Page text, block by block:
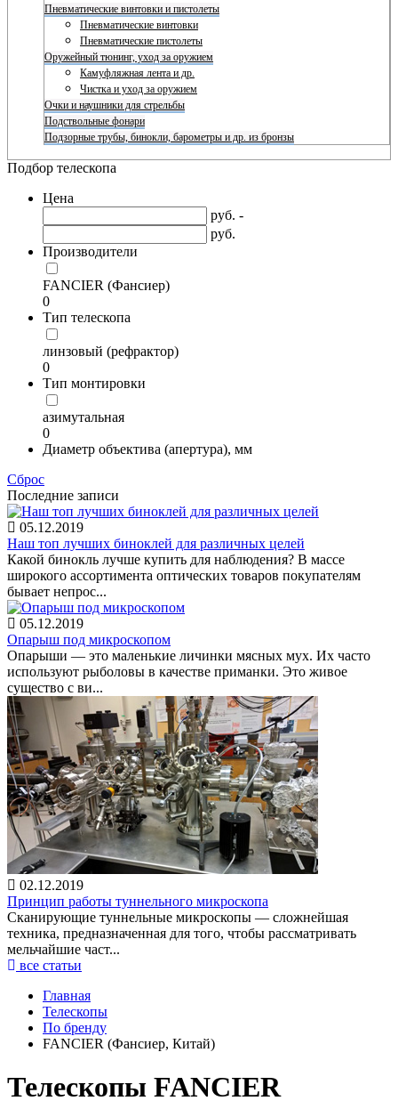
Пневматические винтовки и пистолеты
Пневматические винтовки
Пневматические пистолеты
Оружейный тюнинг, уход за оружием
Камуфляжная лента и др.
Чистка и уход за оружием
Очки и наушники для стрельбы
Подствольные фонари
Подзорные трубы, бинокли, барометры и др. из бронзы
Подбор телескопа
Цена
руб. -
руб.
Производители
FANCIER (Фансиер)
0
Тип телескопа
линзовый (рефрактор)
0
Тип монтировки
азимутальная
0
Диаметр объектива (апертура), мм
Сброс
Последние записи
05.12.2019
Наш топ лучших биноклей для различных целей
Какой бинокль лучше купить для наблюдения? В массе
широкого ассортимента оптических товаров покупателям
бывает непрос...
05.12.2019
Опарыш под микроскопом
Опарыши — это маленькие личинки мясных мух. Их часто
используют рыболовы в качестве приманки. Это живое
существо с ви...
02.12.2019
Принцип работы туннельного микроскопа
Сканирующие туннельные микроскопы — сложнейшая
техника, предназначенная для того, чтобы рассматривать
мельчайшие част...
все статьи
Главная
Телескопы
По бренду
FANCIER (Фансиер, Китай)
Телескопы FANCIER